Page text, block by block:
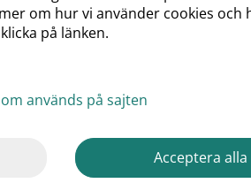
om hur vi använder cookies och
på länken.
används på sajten
Acceptera alla